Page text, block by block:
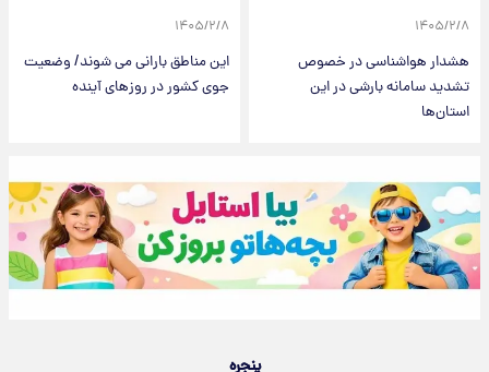
۱۴۰۵/۲/۸
هشدار هواشناسی در خصوص
تشدید سامانه بارشی در این
استان‌ها
۱۴۰۵/۲/۸
این مناطق بارانی می شوند/ وضعیت
جوی کشور در روزهای آینده
پنجره